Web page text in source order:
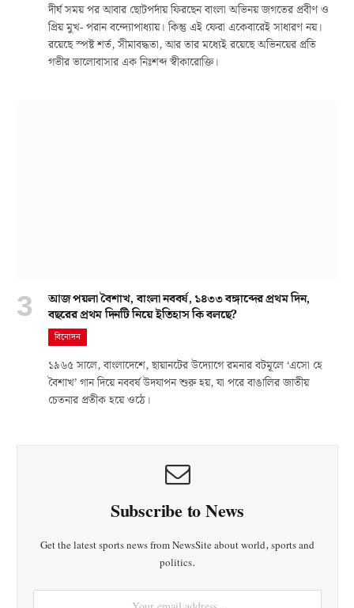
দীর্ঘ সময় পর আবার ছোটপর্দায় ফিরছেন বাংলা অভিনয় জগতের প্রবীণ ও
প্রিয় মুখ- পরান বন্দ্যোপাধ্যায়। কিন্তু এই ফেরা একেবারেই সাধারণ নয়।
রয়েছে স্পষ্ট শর্ত, সীমাবদ্ধতা, আর তার মধ্যেই রয়েছে অভিনয়ের প্রতি
গভীর ভালোবাসার এক নিঃশব্দ স্বীকারোক্তি।
আজ পয়লা বৈশাখ, বাংলা নববর্ষ, ১৪৩৩ বঙ্গাব্দের প্রথম দিন,
বছরের প্রথম দিনটি নিয়ে ইতিহাস কি বলছে?
বিনোদন
১৯৬৫ সালে, বাংলাদেশে, ছায়ানটের উদ্যোগে রমনার বটমূলে ‘এসো হে
বৈশাখ’ গান দিয়ে নববর্ষ উদযাপন শুরু হয়, যা পরে বাঙালির জাতীয়
চেতনার প্রতীক হয়ে ওঠে।
Subscribe to News
Get the latest sports news from NewsSite about world, sports and
politics.